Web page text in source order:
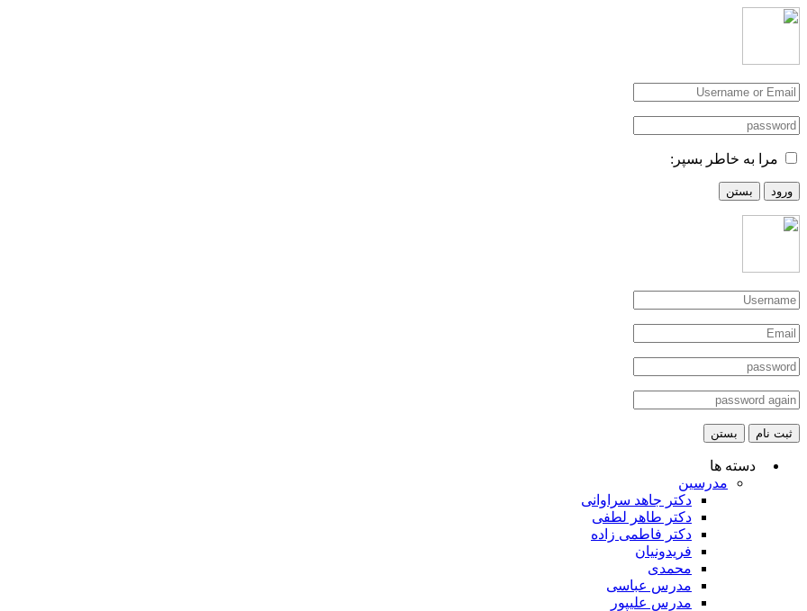
مرا به خاطر بسپر:
ورود بستن
ثبت نام بستن
دسته ها
مدرسین
دکتر جاهد سراوانی
دکتر طاهر لطفی
دکتر فاطمی زاده
فریدونیان
محمدی
مدرس عباسی
مدرس علیپور